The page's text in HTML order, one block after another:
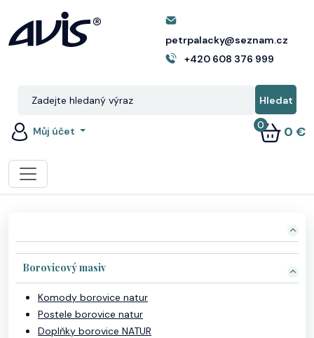
petrpalacky@seznam.cz
+420 608 376 999
Můj účet 0 €
0
Borovicový masiv
Komody borovice natur
Postele borovice natur
Doplňky borovice NATUR